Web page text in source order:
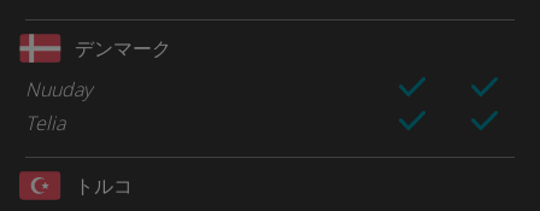
デンマーク
Nuuday
Telia
トルコ